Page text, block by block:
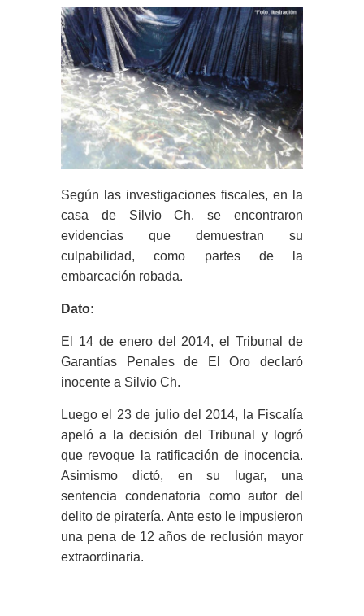
Según las investigaciones fiscales, en la
casa de Silvio Ch. se encontraron
evidencias que demuestran su
culpabilidad, como partes de la
embarcación robada.
Dato:
El 14 de enero del 2014, el Tribunal de
Garantías Penales de El Oro declaró
inocente a Silvio Ch.
Luego el 23 de julio del 2014, la Fiscalía
apeló a la decisión del Tribunal y logró
que revoque la ratificación de inocencia.
Asimismo dictó, en su lugar, una
sentencia condenatoria como autor del
delito de piratería. Ante esto le impusieron
una pena de 12 años de reclusión mayor
extraordinaria.